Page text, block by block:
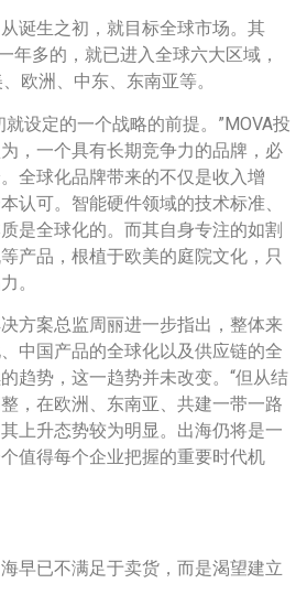
诞生之初，就目标全球市场。其
年多的，就已进入全球六大区域，
欧洲、中东、东南亚等。
设定的一个战略的前提。”MOVA投
，一个具有长期竞争力的品牌，必
全球化品牌带来的不仅是收入增
认可。智能硬件领域的技术标准、
是全球化的。而其自身专注的如割
产品，根植于欧美的庭院文化，只
。
方案总监周丽进一步指出，整体来
中国产品的全球化以及供应链的全
趋势，这一趋势并未改变。“但从结
，在欧洲、东南亚、共建一带一路
上升态势较为明显。出海仍将是一
值得每个企业把握的重要时代机
早已不满足于卖货，而是渴望建立